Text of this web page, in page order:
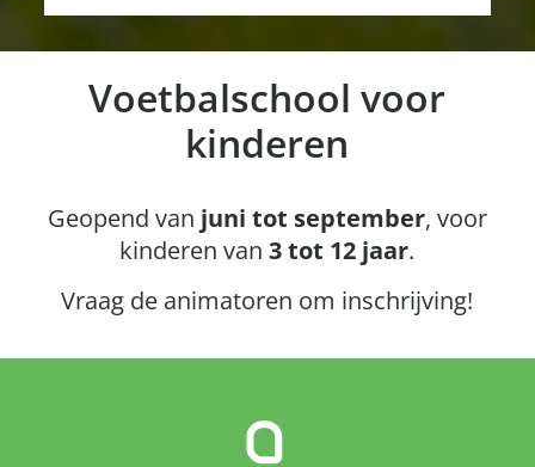
Voetbalschool voor
kinderen
Geopend van juni tot september, voor
kinderen van3 tot 12 jaar.
Vraag de animatoren om inschrijving!